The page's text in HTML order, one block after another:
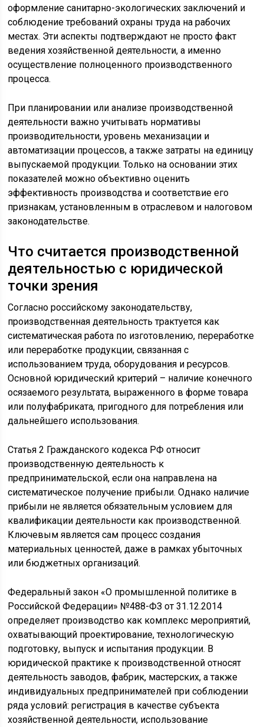
оформление санитарно-экологических заключений и
соблюдение требований охраны труда на рабочих
местах. Эти аспекты подтверждают не просто факт
ведения хозяйственной деятельности, а именно
осуществление полноценного производственного
процесса.
При планировании или анализе производственной
деятельности важно учитывать нормативы
производительности, уровень механизации и
автоматизации процессов, а также затраты на единицу
выпускаемой продукции. Только на основании этих
показателей можно объективно оценить
эффективность производства и соответствие его
признакам, установленным в отраслевом и налоговом
законодательстве.
Что считается производственной
деятельностью с юридической
точки зрения
Согласно российскому законодательству,
производственная деятельность трактуется как
систематическая работа по изготовлению, переработке
или переработке продукции, связанная с
использованием труда, оборудования и ресурсов.
Основной юридический критерий – наличие конечного
осязаемого результата, выраженного в форме товара
или полуфабриката, пригодного для потребления или
дальнейшего использования.
Статья 2 Гражданского кодекса РФ относит
производственную деятельность к
предпринимательской, если она направлена на
систематическое получение прибыли. Однако наличие
прибыли не является обязательным условием для
квалификации деятельности как производственной.
Ключевым является сам процесс создания
материальных ценностей, даже в рамках убыточных
или бюджетных организаций.
Федеральный закон «О промышленной политике в
Российской Федерации» №488-ФЗ от 31.12.2014
определяет производство как комплекс мероприятий,
охватывающий проектирование, технологическую
подготовку, выпуск и испытания продукции. В
юридической практике к производственной относят
деятельность заводов, фабрик, мастерских, а также
индивидуальных предпринимателей при соблюдении
ряда условий: регистрация в качестве субъекта
хозяйственной деятельности, использование